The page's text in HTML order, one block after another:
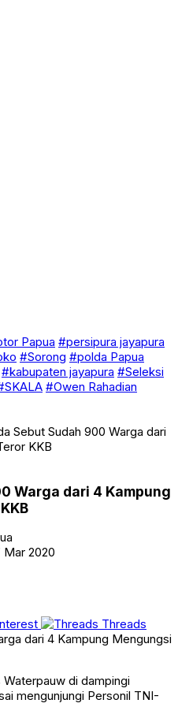
Papua #persipura jayapura
#Sorong #polda Papua
#kabupaten jayapura #Seleksi
#Owen Rahadian
Sebut Sudah 900 Warga dari
KKB
Warga dari 4 Kampung
2020
Threads
Waterpauw di dampingi
mengunjungi Personil TNI-